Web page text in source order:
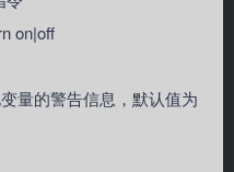
on|off
量的警告信息，默认值为